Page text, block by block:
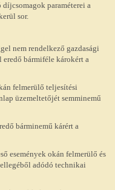
paraméterei a
sor.
nem rendelkező gazdasági
bármiféle károkért a
felmerülő teljesítési
üzemeltetőjét semminemű
bárminemű kárért a
események okán felmerülő és
adódó technikai